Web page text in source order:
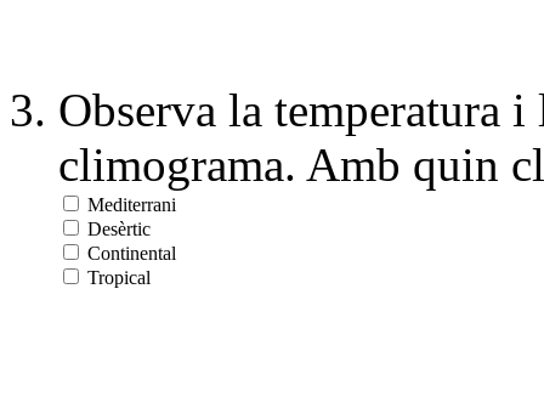
Observa la temperatura
climograma. Amb quin
Mediterrani
Desèrtic
Continental
Tropical